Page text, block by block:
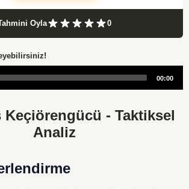
Oyla 0
00:00
Keçiörengücü - Taktiksel
Analiz